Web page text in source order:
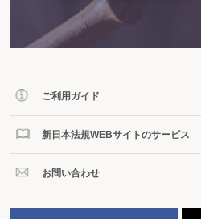
ご利用ガイド
新日本法規WEBサイトのサービス
お問い合わせ